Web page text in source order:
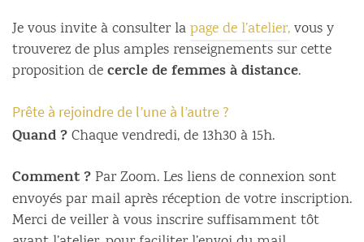
Je vous invite à consulter lapage de l’atelier,vous y
trouverez de plus amples renseignements sur cette
proposition decercle de femmes à distance.
Prête à rejoindre de l’une à l’autre ?
Quand ?Chaque vendredi, de 13h30 à 15h.
Comment ?Par Zoom. Les liens de connexion sont
envoyés par mail après réception de votre inscription.
Merci de veiller à vous inscrire suffisamment tôt